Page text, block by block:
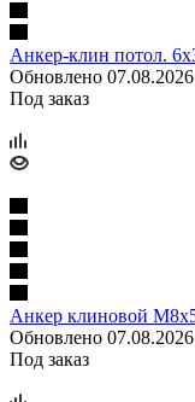
Анкер-клин потол.
Обновлено 07.08.2026
Под заказ
Анкер клиновой
Обновлено 07.08.2026
Под заказ